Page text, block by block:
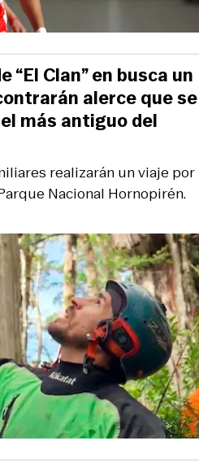
realizarán un viaje por
Nacional Hornopirén.
“El Clan” en busca un
alerce que se
más antiguo del